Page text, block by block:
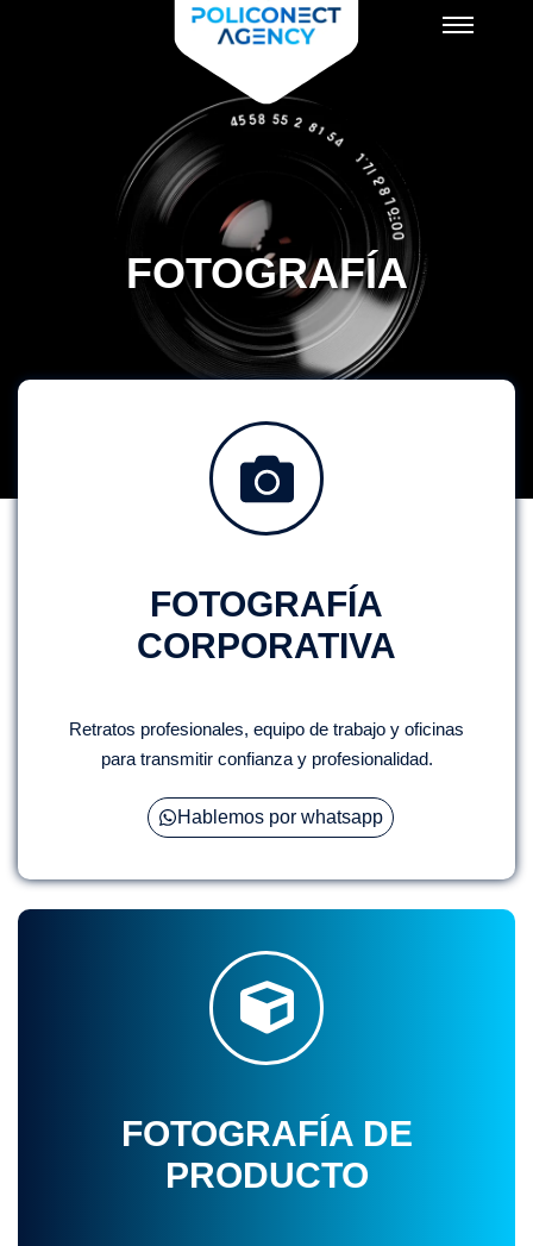
FOTOGRAFÍA
FOTOGRAFÍA
CORPORATIVA
Retratos profesionales, equipo de trabajo y oficinas
para transmitir confianza y profesionalidad.
Hablemos por whatsapp
FOTOGRAFÍA DE
PRODUCTO